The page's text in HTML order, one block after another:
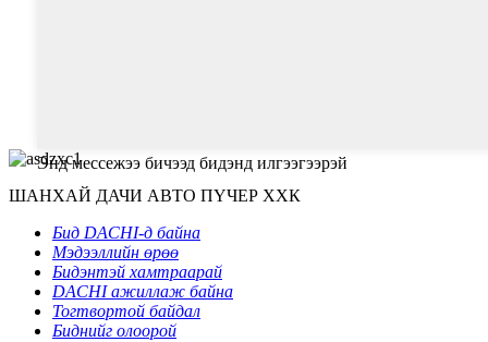
Энд мессежээ бичээд бидэнд илгээгээрэй
ШАНХАЙ ДАЧИ АВТО ПҮЧЕР ХХК
Бид DACHI-д байна
Мэдээллийн өрөө
Бидэнтэй хамтраарай
DACHI ажиллаж байна
Тогтвортой байдал
Биднийг олоорой